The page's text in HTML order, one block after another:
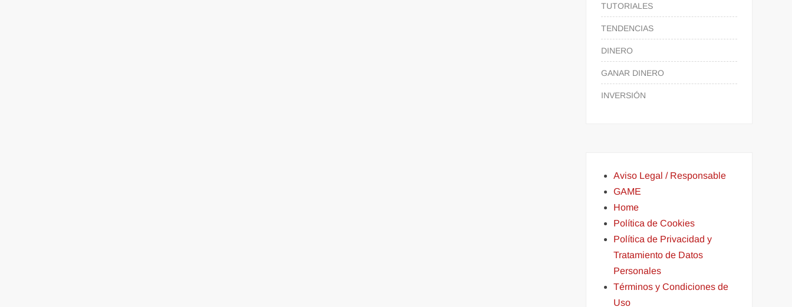
TUTORIALES
TENDENCIAS
DINERO
GANAR DINERO
INVERSIÓN
Aviso Legal / Responsable
GAME
Home
Política de Cookies
Política de Privacidad y
Tratamiento de Datos
Personales
Términos y Condiciones de
Uso